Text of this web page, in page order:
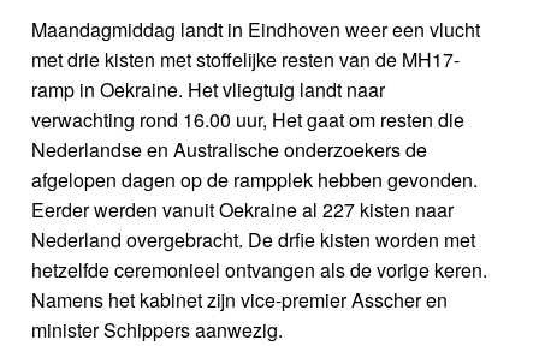
Maandagmiddag landt in Eindhoven weer een vlucht
met drie kisten met stoffelijke resten van de MH17-
ramp in Oekraine. Het vliegtuig landt naar
verwachting rond 16.00 uur, Het gaat om resten die
Nederlandse en Australische onderzoekers de
afgelopen dagen op de rampplek hebben gevonden.
Eerder werden vanuit Oekraine al 227 kisten naar
Nederland overgebracht. De drfie kisten worden met
hetzelfde ceremonieel ontvangen als de vorige keren.
Namens het kabinet zijn vice-premier Asscher en
minister Schippers aanwezig.